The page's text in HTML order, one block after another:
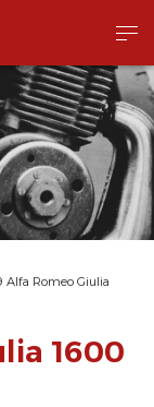
Alfa Romeo Giulia
1600